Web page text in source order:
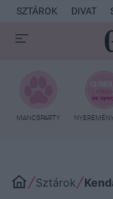
SZTÁROK DIVAT
MANCSPARTY
Sztárok